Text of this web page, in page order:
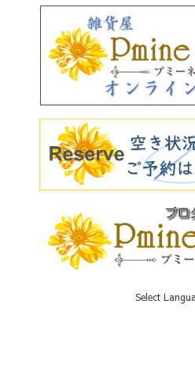
Select